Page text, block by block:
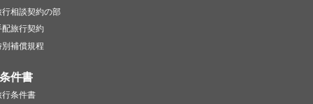
相談契約の部
旅行契約
補償規程
件書
条件書